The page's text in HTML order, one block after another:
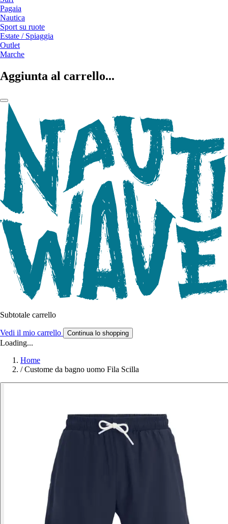
Pagaia
Nautica
Sport su ruote
Estate / Spiaggia
Outlet
Marche
Aggiunta al carrello...
Subtotale carrello
Vedi il mio carrello Continua lo shopping
Loading...
Home
/ Custome da bagno uomo Fila Scilla